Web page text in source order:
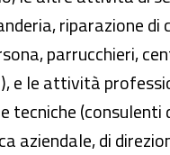
riparazione di
parrucchieri,
e le attività
tecniche (consulenti
aziendale, di